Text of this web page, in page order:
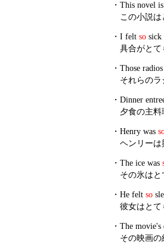
・ This novel is
この小説は
・ I felt so sick
具合がとて
・ Those
それらのラ
・ Dinner
夕食の主料
・ Henry was
ヘンリーは
・ The ice was
その氷はと
・ He felt so
彼女はとて
・ The movie's
その映画の